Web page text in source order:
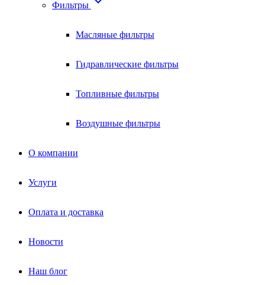
Фильтры
Масляные фильтры
Гидравлические фильтры
Топливные фильтры
Воздушные фильтры
О компании
Услуги
Оплата и доставка
Новости
Наш блог